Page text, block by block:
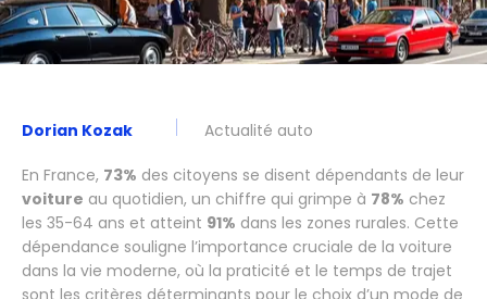
Dorian Kozak Actualité auto
En France, 73% des citoyens se disent dépendants de leur
voiture au quotidien, un chiffre qui grimpe à 78% chez
les 35-64 ans et atteint 91% dans les zones rurales. Cette
dépendance souligne l’importance cruciale de la voiture
dans la vie moderne, où la praticité et le temps de trajet